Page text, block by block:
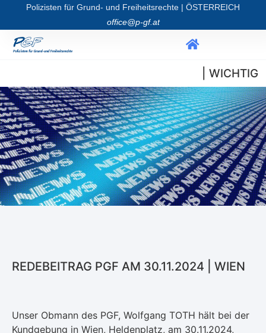
Polizisten für Grund- und Freiheitsrechte | ÖSTERREICH
office@p-gf.at
| WICHTIG
REDEBEITRAG PGF AM 30.11.2024 | WIEN
Unser Obmann des PGF, Wolfgang TOTH hält bei der
Kundgebung in Wien, Heldenplatz, am 30.11.2024,